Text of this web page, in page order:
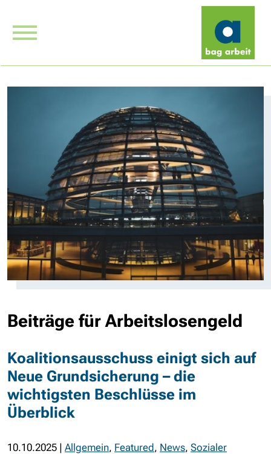
Beiträge für Arbeitslosengeld
Koalitionsausschuss einigt sich auf
Neue Grundsicherung – die
wichtigsten Beschlüsse im
Überblick
10.10.2025 | Allgemein, Featured, News, Sozialer